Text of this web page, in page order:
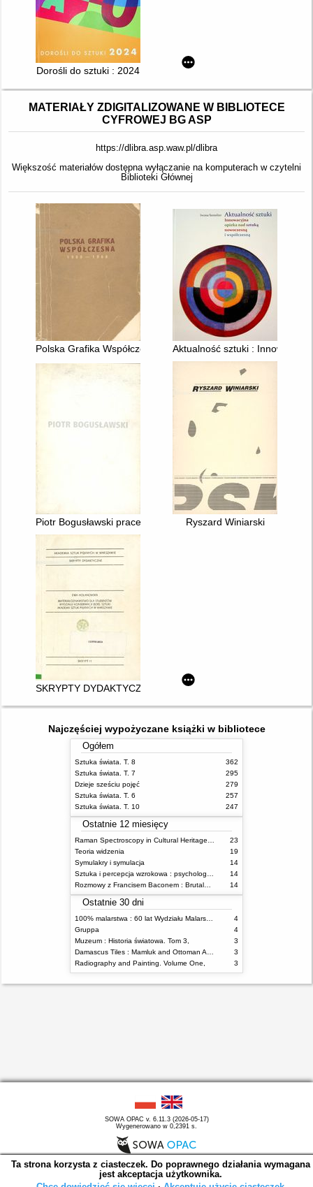
Dorośli do sztuki : 2024
MATERIAŁY ZDIGITALIZOWANE W BIBLIOTECE
CYFROWEJ BG ASP
https://dlibra.asp.waw.pl/dlibra
Większość materiałów dostępna wyłączanie na komputerach w czytelni
Biblioteki Głównej
Polska Grafika Współczesna 1900 - 1960 : katalog
Aktualność sztuki :
Piotr Bogusławski prace z lat 70-tych, 80-tych, 90-tych
Ryszard Winiarski
SKRYPTY DYDAKTYCZNE. 11
Najczęściej wypożyczane książki w bibliotece
Ogółem
Sztuka świata. T. 8
362
Sztuka świata. T. 7
295
Dzieje sześciu pojęć
279
Sztuka świata. T. 6
257
Sztuka świata. T. 10
247
Ostatnie 12 miesięcy
23
Teoria widzenia
19
Symulakry i symulacja
14
14
14
Ostatnie 30 dni
4
Gruppa
4
Muzeum : Historia światowa. Tom 3,
3
3
Radiography and Painting. Volume One,
3
SOWA OPAC v. 6.11.3 (2026-05-17)
Wygenerowano w 0,2391 s.
Ta strona korzysta z ciasteczek. Do poprawnego działania wymagana
jest akceptacja użytkownika.